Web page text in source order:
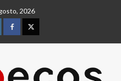
2026
FacebookTwitter